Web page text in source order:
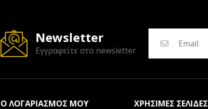
Newsletter
Εγγραφείτε στο newsletter
Ο ΛΟΓΑΡΙΑΣΜΌΣ ΜΟΥ
ΧΡΉΣΙΜΕΣ ΣΕΛΊΔΕΣ